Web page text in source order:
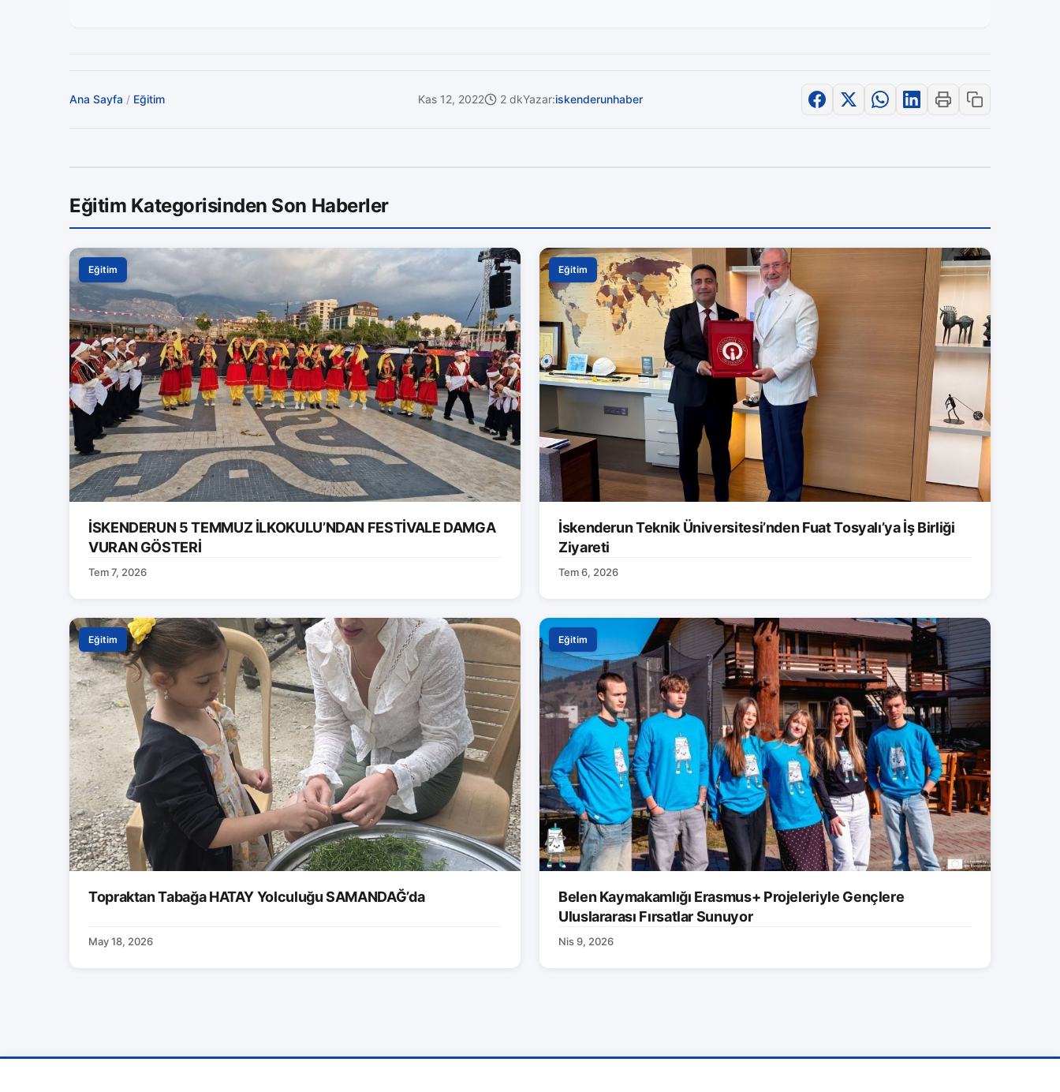
Ana Sayfa / Eğitim Kas 12, 2022 2 dkYazar:iskenderunhaber
Eğitim Kategorisinden Son Haberler
Eğitim
İSKENDERUN 5 TEMMUZ İLKOKULU’NDAN FESTİVALE DAMGA
VURAN GÖSTERİ
Tem 7, 2026
Eğitim
İskenderun Teknik Üniversitesi’nden Fuat Tosyalı’ya İş Birliği
Ziyareti
Tem 6, 2026
Eğitim
Topraktan Tabağa HATAY Yolculuğu SAMANDAĞ’da
May 18, 2026
Eğitim
Belen Kaymakamlığı Erasmus+ Projeleriyle Gençlere
Uluslararası Fırsatlar Sunuyor
Nis 9, 2026